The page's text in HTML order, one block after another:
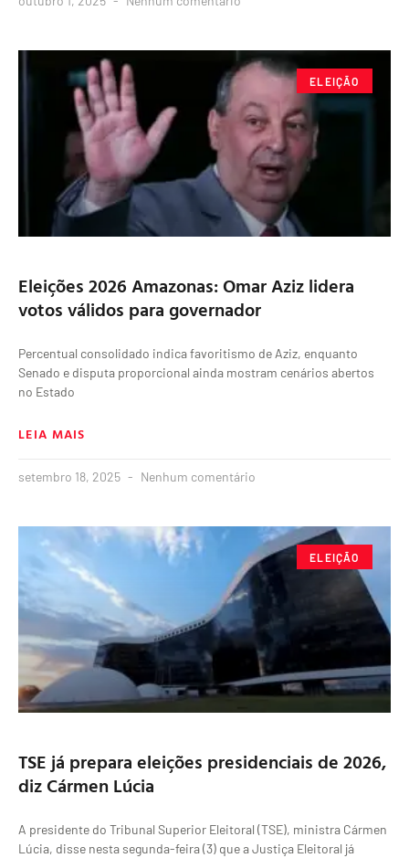
ELEIÇÃO
Eleições 2026 Amazonas: Omar Aziz lidera
votos válidos para governador
Percentual consolidado indica favoritismo de Aziz, enquanto
Senado e disputa proporcional ainda mostram cenários abertos
no Estado
LEIA MAIS
setembro 18, 2025 Nenhum comentário
ELEIÇÃO
TSE já prepara eleições presidenciais de 2026,
diz Cármen Lúcia
A presidente do Tribunal Superior Eleitoral (TSE), ministra Cármen
Lúcia, disse nesta segunda-feira (3) que a Justiça Eleitoral já